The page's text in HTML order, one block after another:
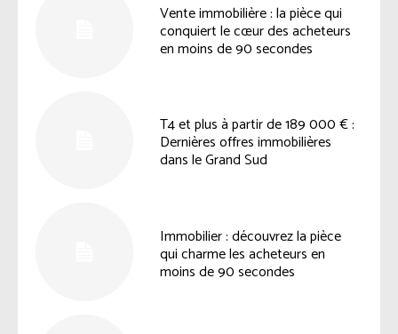
Vente immobilière : la pièce qui
conquiert le cœur des acheteurs
en moins de 90 secondes
T4 et plus à partir de 189 000 € :
Dernières offres immobilières
dans le Grand Sud
Immobilier : découvrez la pièce
qui charme les acheteurs en
moins de 90 secondes